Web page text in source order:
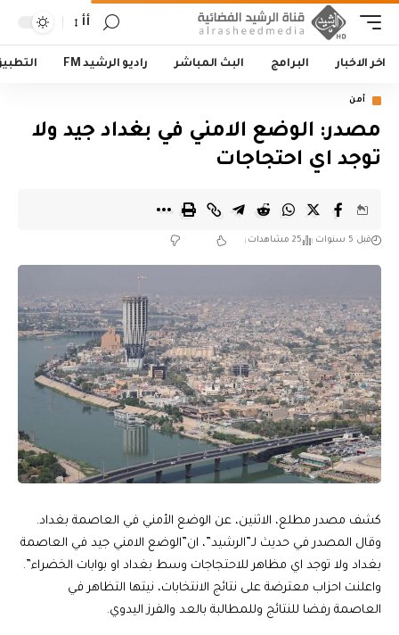
أأ
اخر الاخبار البرامج البث المباشر راديو الرشيد FM
أمن
مصدر: الوضع الامني في بغداد جيد ولا
توجد اي احتجاجات
قبل 5 سنوات 25 مشاهدات
كشف مصدر مطلع، الاثنين، عن الوضع الأمني في العاصمة بغداد.
وقال المصدر في حديث لـ”الرشيد”، ان”الوضع الامني جيد في العاصمة
بغداد ولا توجد اي مظاهر للاحتجاجات وسط بغداد او بوابات الخضراء”.
واعلنت احزاب معترضة على نتائج الانتخابات، نيتها التظاهر في
العاصمة رفضا للنتائج وللمطالبة بالعد والفرز اليدوي.